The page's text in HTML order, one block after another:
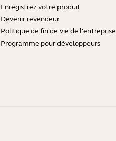
Enregistrez votre produit
Devenir revendeur
Politique de fin de vie de l'entreprise
Programme pour développeurs